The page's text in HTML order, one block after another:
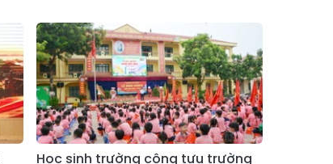
Xã Cao Sơn
Xã Si Ma Cai
Xã Sín Chéng
Xã Nậm Xé
Xã Ngũ Chỉ
Sơn
Xã Chế Tạo
Xã Lao Chải
Xã Nậm Có
Học sinh trường công tựu trường